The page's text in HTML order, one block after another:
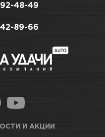
3
комфортными,
Вас самую
товара
48-49
89-66
И АКЦИИ